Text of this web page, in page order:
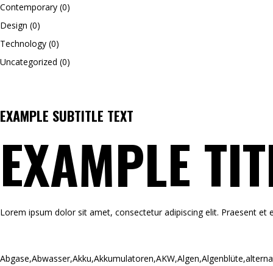
Contemporary (0)
Design (0)
Technology (0)
Uncategorized (0)
EXAMPLE SUBTITLE TEXT
EXAMPLE
Lorem ipsum dolor sit amet, consectetur adipiscing elit. Praesent et
Abgase,Abwasser,Akku,Akkumulatoren,AKW,Algen,Algenblüte,